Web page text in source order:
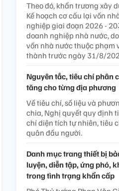
Theo đó, khẩn trương xây
Kế hoạch cơ cấu lại vốn
nghiệp giai đoạn 2026 -
doanh nghiệp nhà nước,
vốn nhà nước thuộc phạm
thành trước ngày 31/8/
Nguyên tắc, tiêu chí phân
tăng cho từng địa phương
Về tiêu chí, số liệu và
chia, Nghị quyết quy định
chí diện tích tự nhiên, tiêu
quân đầu người.
Danh mục trang thiết bị
luyện, diễn tập, ứng phó,
trong tình trạng khẩn cấp